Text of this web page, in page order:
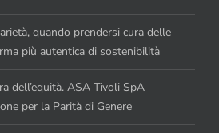
quando prendersi cura delle
più autentica di sostenibilità
dell’equità. ASA Tivoli SpA
per la Parità di Genere